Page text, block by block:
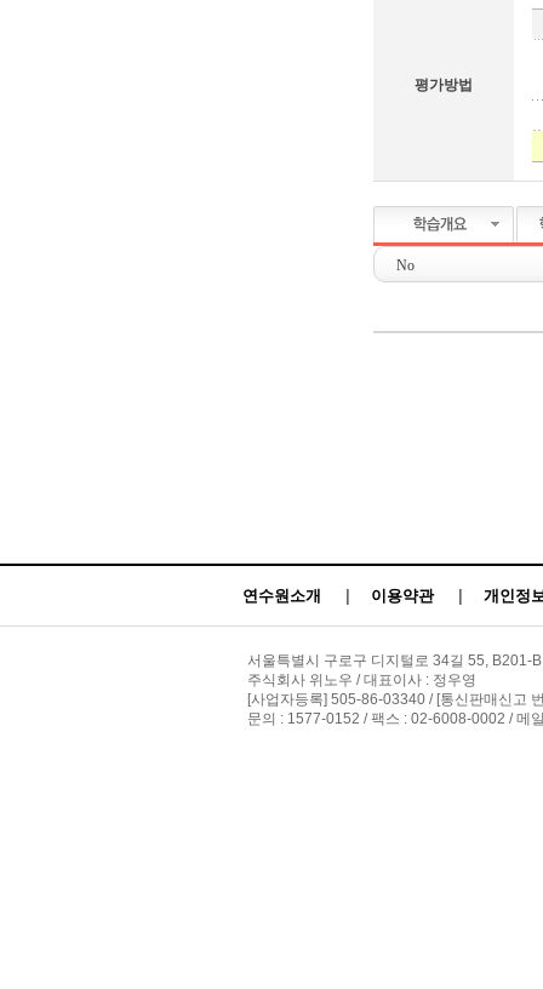
평가방법
연수원소개 이용약관 개인정
서울특별시 구로구 디지털로 34길 55, B201-
주식회사 위노우 / 대표이사 : 정우영
[사업자등록] 505-86-03340 / [통신판매신고
문의 : 1577-0152 / 팩스 : 02-6008-0002 / 메